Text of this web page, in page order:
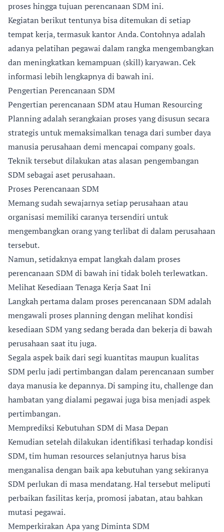
proses hingga tujuan perencanaan SDM ini.
Kegiatan berikut tentunya bisa ditemukan di setiap
tempat kerja, termasuk kantor Anda. Contohnya adalah
adanya pelatihan pegawai dalam rangka mengembangkan
dan meningkatkan kemampuan (skill) karyawan. Cek
informasi lebih lengkapnya di bawah ini.
Pengertian Perencanaan SDM
Pengertian perencanaan SDM atau Human Resourcing
Planning adalah serangkaian proses yang disusun secara
strategis untuk memaksimalkan tenaga dari sumber daya
manusia perusahaan demi mencapai company goals.
Teknik tersebut dilakukan atas alasan pengembangan
SDM sebagai aset perusahaan.
Proses Perencanaan SDM
Memang sudah sewajarnya setiap perusahaan atau
organisasi memiliki caranya tersendiri untuk
mengembangkan orang yang terlibat di dalam perusahaan
tersebut.
Namun, setidaknya empat langkah dalam proses
perencanaan SDM di bawah ini tidak boleh terlewatkan.
Melihat Kesediaan Tenaga Kerja Saat Ini
Langkah pertama dalam proses perencanaan SDM adalah
mengawali proses planning dengan melihat kondisi
kesediaan SDM yang sedang berada dan bekerja di bawah
perusahaan saat itu juga.
Segala aspek baik dari segi kuantitas maupun kualitas
SDM perlu jadi pertimbangan dalam perencanaan sumber
daya manusia ke depannya. Di samping itu, challenge dan
hambatan yang dialami pegawai juga bisa menjadi aspek
pertimbangan.
Memprediksi Kebutuhan SDM di Masa Depan
Kemudian setelah dilakukan identifikasi terhadap kondisi
SDM, tim human resources selanjutnya harus bisa
menganalisa dengan baik apa kebutuhan yang sekiranya
SDM perlukan di masa mendatang. Hal tersebut meliputi
perbaikan fasilitas kerja, promosi jabatan, atau bahkan
mutasi pegawai.
Memperkirakan Apa yang Diminta SDM